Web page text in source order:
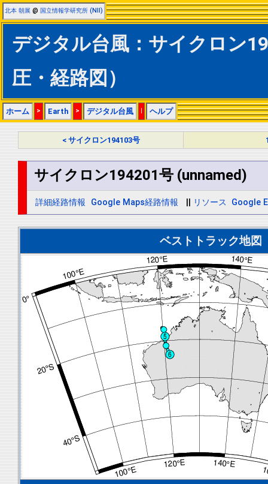
北本 朝展 @ 国立情報学研究所 (NII)
デジタル台風：サイクロン
圧・経路図）
ホーム > Earth > デジタル台風 | ヘルプ
< サイクロン194103号
サイクロン194201号 (unnamed)
詳細経路情報 Google Maps経路情報 リソース Google
ベストトラック地図